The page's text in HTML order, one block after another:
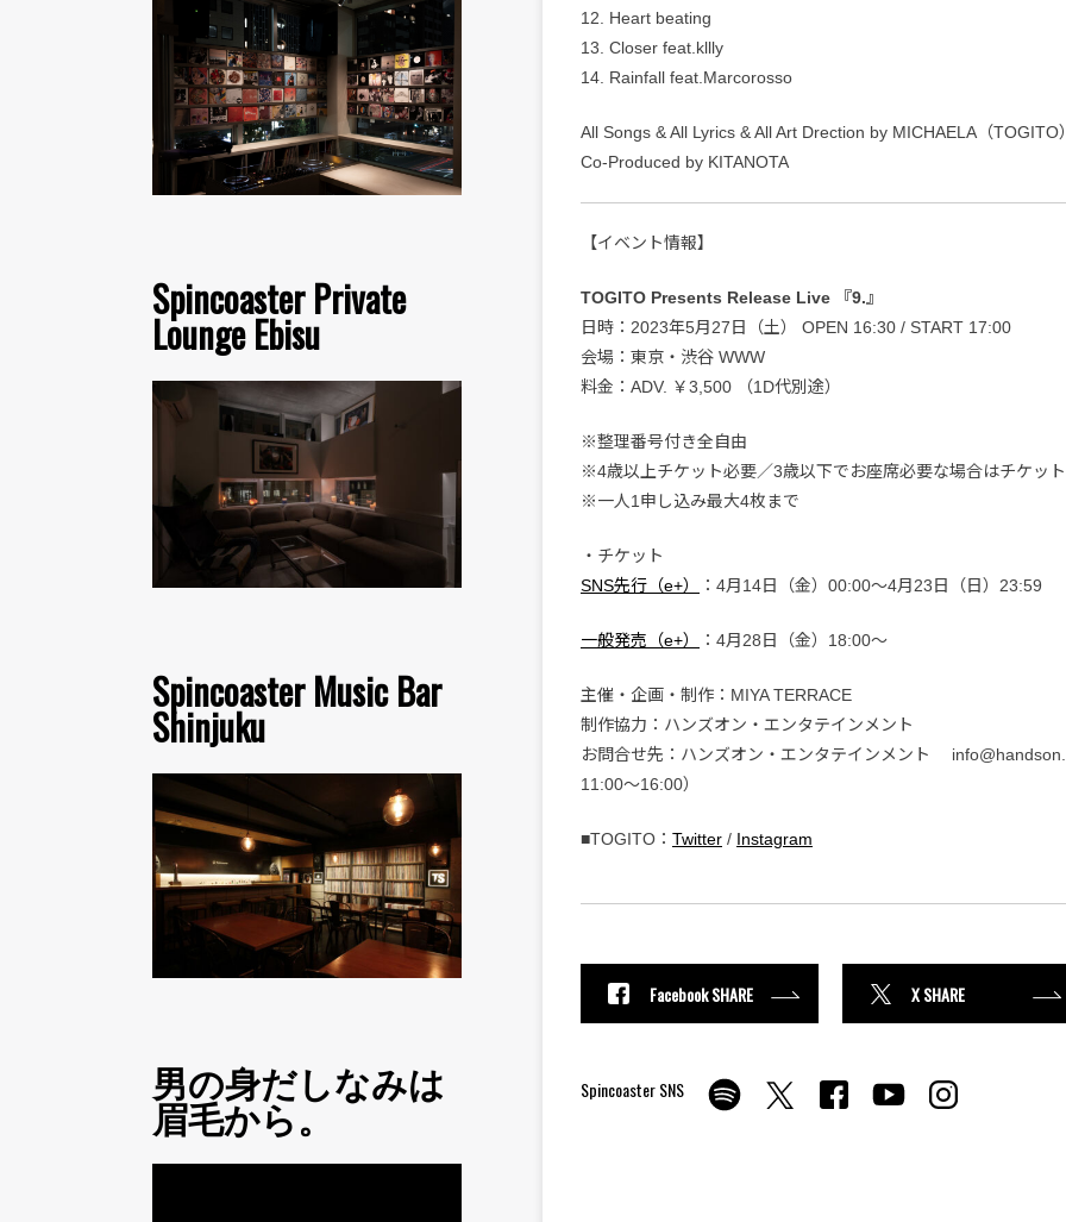
Spincoaster Private
Lounge Ebisu
Spincoaster Music Bar
Shinjuku
男の身だしなみは
眉毛から。
12. Heart beating
13. Closer feat.kllly
14. Rainfall feat.Marcorosso
All Songs & All Lyrics & All Art Drection by MICHAELA（
Co-Produced by KITANOTA
【イベント情報】
TOGITO Presents Release Live 『9.』
日時：2023年5月27日（土） OPEN 16:30 / START 17:00
会場：東京・渋谷 WWW
料金：ADV. ￥3,500 （1D代別途）
※整理番号付き全自由
※4歳以上チケット必要／3歳以下でお座席必要な場合はチケッ
※一人1申し込み最大4枚まで
・チケット
SNS先行（e+）
：4月14日（金）00:00～4月23日（日）23:59
一般発売（e+） ：4月28日（金）18:00〜
主催・企画・制作：MIYA TERRACE
制作協力：ハンズオン・エンタテインメント
お問合せ先：ハンズオン・エンタテインメント
11:00〜16:00）
■TOGITO： Twitter / Instagram
Facebook SHARE X SHARE
Spincoaster SNS